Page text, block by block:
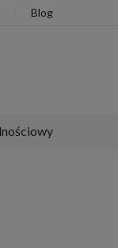
Blog